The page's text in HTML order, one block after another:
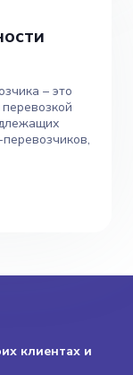
– это
клиентах и